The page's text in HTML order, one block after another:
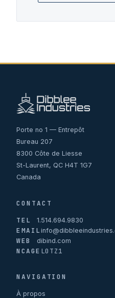
Porte no 1 — Entrepôt
Bureau 207
8300 Côte de Liesse
St-Laurent, QC H4T 1G7
Canada
CONTACT
TEL
1.514.694.9830
EMAIL
WEB dibind.com
NCAGE L0TZ1
NAVIGATION
À propos